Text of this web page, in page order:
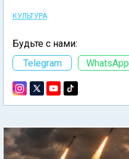
КУЛЬТУРА
Будьте с нами:
Telegram
WhatsApp